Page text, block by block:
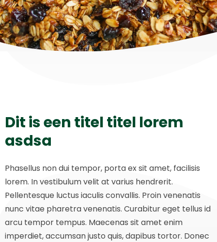
Dit is een titel titel lorem
asdsa
Phasellus non dui tempor, porta ex sit amet, facilisis
lorem. In vestibulum velit at varius hendrerit.
Pellentesque luctus iaculis convallis. Proin venenatis
nunc vitae pharetra venenatis. Curabitur eget tellus id
arcu tempor tempus. Maecenas sit amet enim
imperdiet, accumsan justo quis, dapibus tortor. Donec